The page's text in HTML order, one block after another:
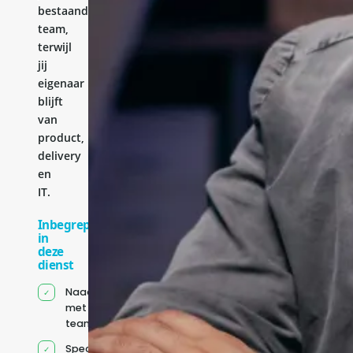
bestaande
team,
terwijl
jij
eigenaar
blijft
van
product,
delivery
en
IT.
Inbegrepen
in
deze
dienst
Naadloze integratie
met jouw bestaande
team
Specifiek voor jou